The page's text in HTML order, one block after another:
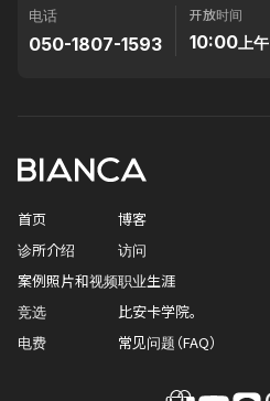
电话
050-1807-1593
开放时间
10:00 上午
首页
诊所介绍
案例照片和视频
竞选
电费
博客
访问
职业生涯
比安卡学院。
常见问题（FAQ）